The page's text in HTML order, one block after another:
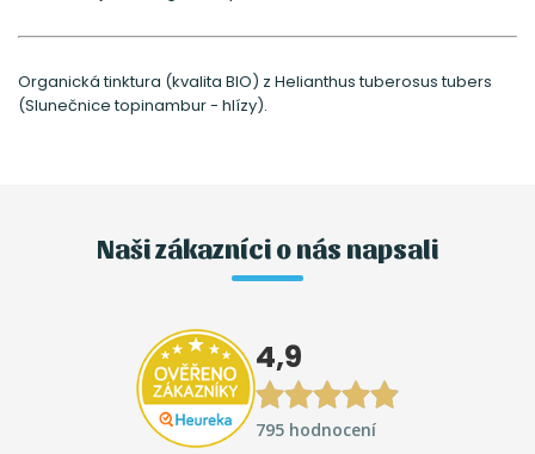
Organická tinktura (kvalita BIO) z Helianthus tuberosus tubers
(Slunečnice topinambur - hlízy).
Naši zákazníci o nás napsali
4,9
795 hodnocení